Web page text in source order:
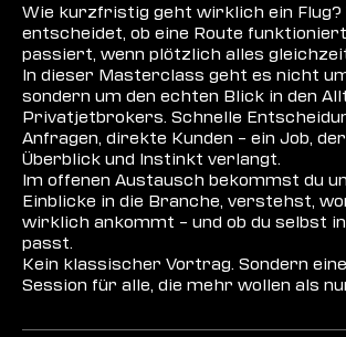
Wie kurzfristig geht wirklich ein Flug?
entscheidet, ob eine Route
passiert, wenn plötzlich alles
In dieser Masterclass geht es nicht
sondern um den echten Blick in den
Privatjetbrokers. Schnelle
Anfragen, direkte Kunden – ein Job, der
Überblick und Instinkt verlangt.
Im offenen Austausch bekommst du
Einblicke in die Branche, verstehst,
wirklich ankommt – und ob du selbst
passt.
Kein klassischer Vortrag. Sondern
Session für alle, die mehr wollen als